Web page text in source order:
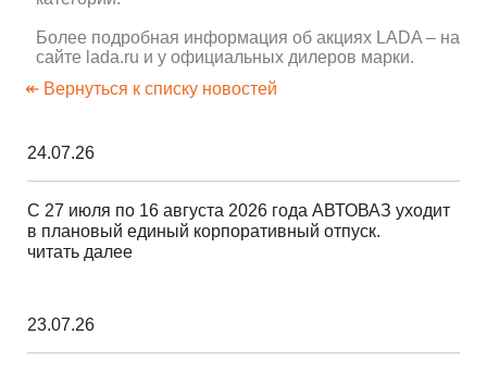
Более подробная информация об акциях LADA – на
сайте lada.ru и у официальных дилеров марки.
↞ Вернуться к списку новостей
24.07.26
С 27 июля по 16 августа 2026 года АВТОВАЗ уходит
в плановый единый корпоративный отпуск.
читать далее
23.07.26